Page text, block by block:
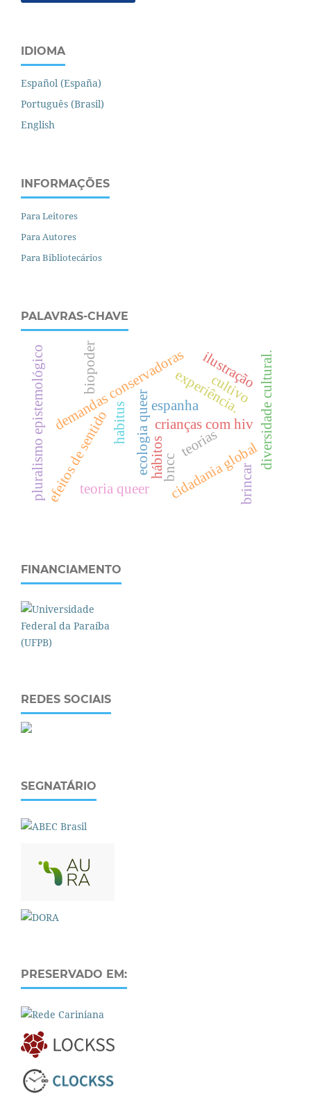
IDIOMA
Español (España)
Português (Brasil)
English
INFORMAÇÕES
Para Leitores
Para Autores
Para Bibliotecários
PALAVRAS-CHAVE
bncc
ecologia queerespanha
cidadania global
demandas conservadoras
efeitos de sentido
experiência.
biopoder
pluralismo epistemológico crianças com hiv
habitus teorias
teoria queer
cultivo
brincar
diversidade cultural.
ilustração
hábitos
FINANCIAMENTO
REDES SOCIAIS
SEGNATÁRIO
PRESERVADO EM: